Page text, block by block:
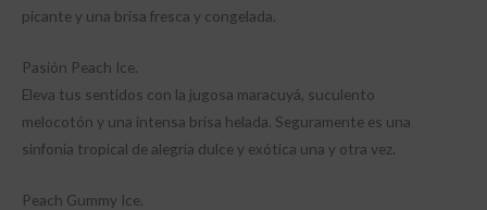
picante y una brisa fresca y congelada.
Pasión Peach Ice.
Eleva tus sentidos con la jugosa maracuyá, suculento
melocotón y una intensa brisa helada. Seguramente es una
sinfonía tropical de alegría dulce y exótica una y otra vez.
Peach Gummy Ice.